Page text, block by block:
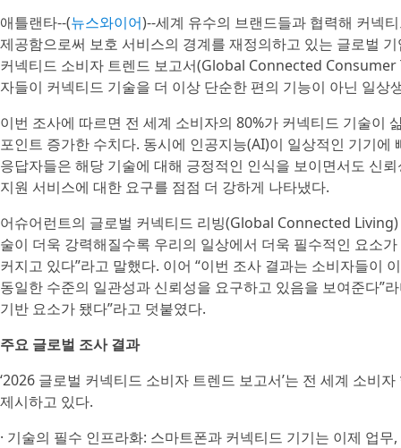
애틀랜타--(뉴스와이어)--세계 유수의 브랜드들과 협력해 커넥
제공함으로써 보호 서비스의 경계를 재정의하고 있는 글로벌
커넥티드 소비자 트렌드 보고서(Global Connected Consumer
자들이 커넥티드 기술을 더 이상 단순한 편의 기능이 아닌 일
이번 조사에 따르면 전 세계 소비자의 80%가 커넥티드 기술이
포인트 증가한 수치다. 동시에 인공지능(AI)이 일상적인 기기
응답자들은 해당 기술에 대해 긍정적인 인식을 보이면서도 신
지원 서비스에 대한 요구를 점점 더 강하게 나타냈다.
어슈어런트의 글로벌 커넥티드 리빙(Global Connected
술이 더욱 강력해질수록 우리의 일상에서 더욱 필수적인 요소
커지고 있다”라고 말했다. 이어 “이번 조사 결과는 소비자들이
동일한 수준의 일관성과 신뢰성을 요구하고 있음을 보여준다”
기반 요소가 됐다”라고 덧붙였다.
주요 글로벌 조사 결과
‘2026 글로벌 커넥티드 소비자 트렌드 보고서’는 전 세계 소비
제시하고 있다.
· 기술의 필수 인프라화: 스마트폰과 커넥티드 기기는 이제 업